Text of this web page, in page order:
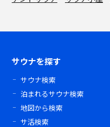
サウナを探す
サウナ検索
泊まれるサウナ検索
地図から検索
サ活検索